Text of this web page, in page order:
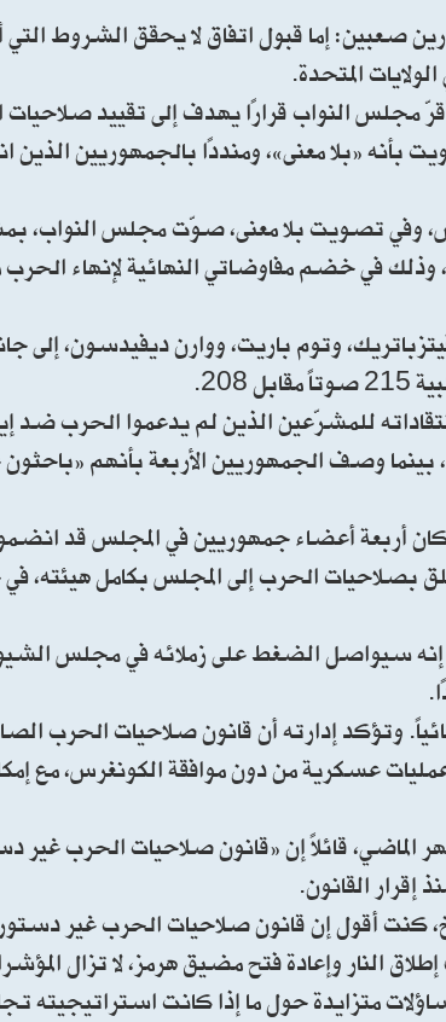
إما قبول اتفاق لا يحقق الشروط التي
المتحدة.
مجلس النواب قرارًا يهدف إلى تقييد
«بلا معنى»، ومنددًا بالجمهوريين الذين
تصويت بلا معنى، صوّت مجلس النواب،
في خضم مفاوضاتي النهائية لإنهاء الحرب
وتوم باريت، ووارن ديفيدسون، إلى
للمشرّعين الذين لم يدعموا الحرب ضد
بينما وصف الجمهوريين الأربعة بأنهم
أربعة أعضاء جمهوريين في المجلس قد
بصلاحيات الحرب إلى المجلس بكامل هيئته،
إنه سيواصل الضغط على زملائه في مجلس
إقرار القانون.
أقول إن قانون صلاحيات الحرب غير
النار وإعادة فتح مضيق هرمز، لا تزال
متزايدة حول ما إذا كانت استراتيجيته